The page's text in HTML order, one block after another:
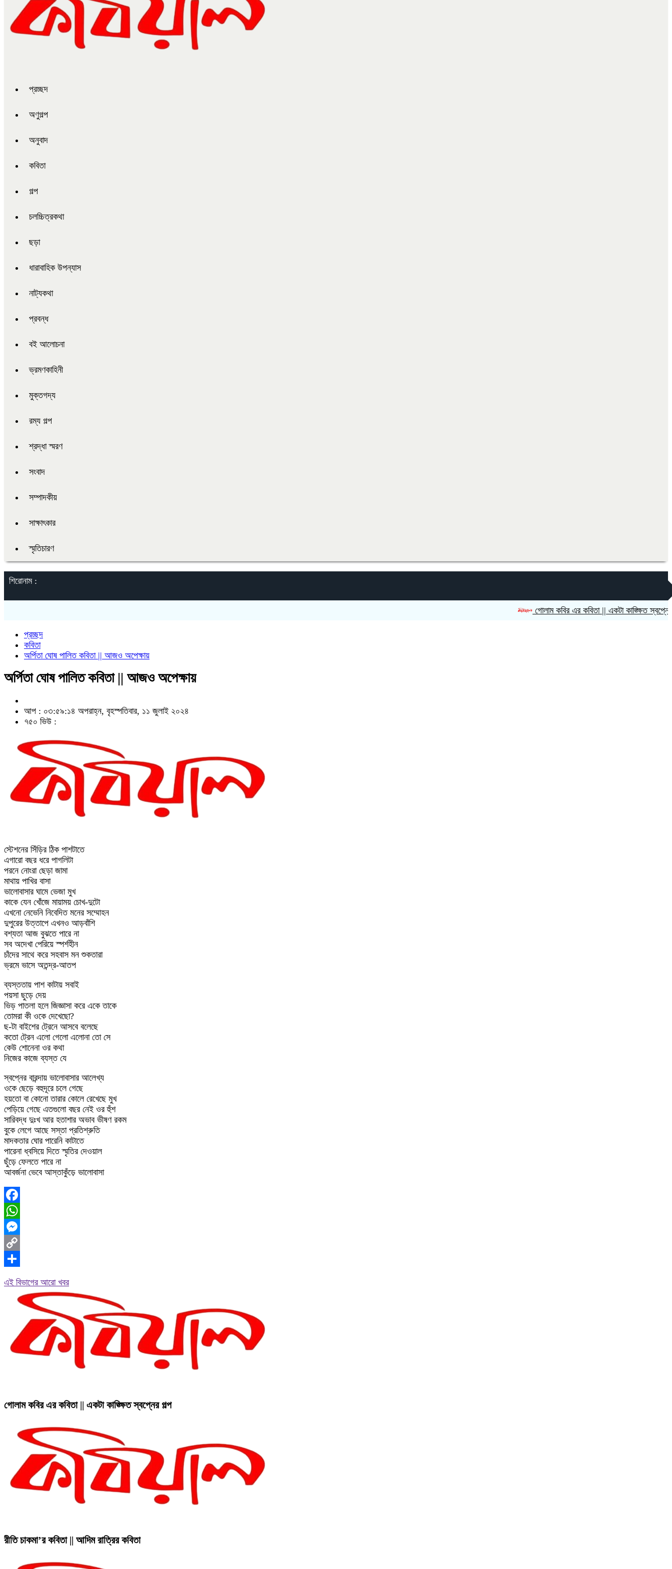
প্রচ্ছদ
অণুগল্প
অনুবাদ
কবিতা
গল্প
চলচ্চিত্রকথা
ছড়া
ধারাবাহিক উপন্যাস
নাট্যকথা
প্রবন্ধ
বই আলোচনা
ভ্রমণকাহিনী
মুক্তগদ্য
রম্য গল্প
শ্রদ্ধা স্মরণ
সংবাদ
সম্পাদকীয়
সাক্ষাৎকার
স্মৃতিচারণ
শিরোনাম :
গোলাম কবির এর কবিতা || একটা কাঙ্ক্ষিত স্বপ্নের গল্প
প্রচ্ছদ
কবিতা
অর্পিতা ঘোষ পালিত কবিতা || আজও অপেক্ষায়
অর্পিতা ঘোষ পালিত কবিতা || আজও অপেক্ষায়
আপ : ০৩:৫৯:১৪ অপরাহ্ন, বৃহস্পতিবার, ১১ জুলাই ২০২৪
৭৫০ ভিউ :
স্টেশনের সিঁড়ির ঠিক পাশটাতে
এগারো বছর ধরে পাগলিটা
পরনে নোংরা ছেড়া জামা
মাথায় পাখির বাসা
ভালোবাসার ঘামে ভেজা মুখ
কাকে যেন খোঁজে মায়াময় চোখ-দুটো
এখনো নেভেনি নিবেদিত মনের সম্মোহন
দুপুরের উত্তাপে এখনও আড়বাঁশি
বশ্যতা আজ বুঝতে পারে না
সব অদেখা পেরিয়ে স্পর্শহীন
চাঁদের সাথে করে সহবাস মন শুকতারা
ভ্রমে ভাসে অতন্দ্র-আতপ
ব্যস্ততায় পাশ কাটায় সবাই
পয়সা ছুড়ে দেয়
ভিড় পাতলা হলে জিজ্ঞাসা করে একে তাকে
তোমরা কী ওকে দেখেছো?
ছ-টা বাইশের ট্রেনে আসবে বলেছে
কতো ট্রেন এলো গেলো এলোনা তো সে
কেউ শোনেনা ওর কথা
নিজের কাজে ব্যস্ত যে
স্বপ্নের বারন্দায় ভালোবাসার আলেখ্য
ওকে ছেড়ে বহুদূরে চলে গেছে
হয়তো বা কোনো তারার কোলে রেখেছে মুখ
পেড়িয়ে গেছে এতগুলো বছর নেই ওর হুঁশ
সারিবদ্ধ দুঃখ আর হতাশার অভাব ভীষণ রকম
বুকে লেগে আছে সস্তা প্রতিশ্রুতি
মাদকতার ঘোর পারেনি কাটাতে
পারেনা ধ্বসিয়ে দিতে স্মৃতির দেওয়াল
ছুঁড়ে ফেলতে পারে না
আবর্জনা ভেবে আস্তাকুঁড়ে ভালোবাসা
Facebook
WhatsApp
Messenger
Copy
এই বিভাগের আরো খবর
গোলাম কবির এর কবিতা || একটা কাঙ্ক্ষিত স্বপ্নের গল্প
রীতি চাকমা’র কবিতা || আদিম রাত্রির কবিতা